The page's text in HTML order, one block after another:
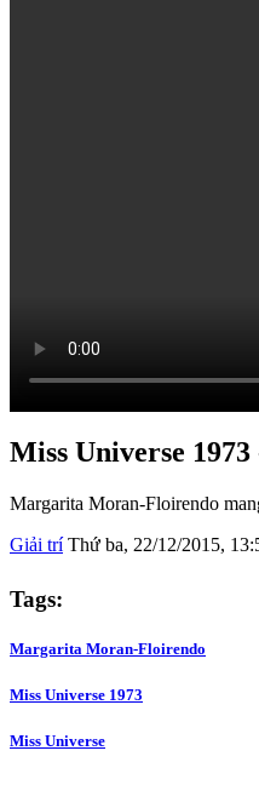
Miss Universe
Margarita Moran-Floirendo
Giải trí Thứ ba, 22/12/2015,
Tags:
Margarita Moran-Floirendo
Miss Universe 1973
Miss Universe